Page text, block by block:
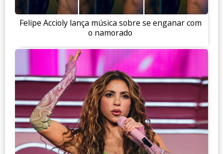
Felipe Accioly lança música sobre se enganar com
o namorado